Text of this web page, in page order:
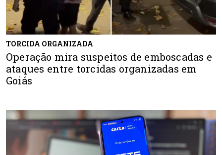
TORCIDA ORGANIZADA
Operação mira suspeitos de emboscadas e
ataques entre torcidas organizadas em
Goiás